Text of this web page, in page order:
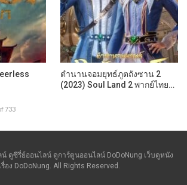
ตำนานจอมยุทธ์ภูตถังซาน 2
(2023) Soul Land 2 พากย์ไทย…
733
ดูซีรี่ย์ออนไลน์ ดูการ์ตูนออนไลน์ DoDoNung เว็บดูหนัง
รื่อง DoDoNung. All Rights Reserved.